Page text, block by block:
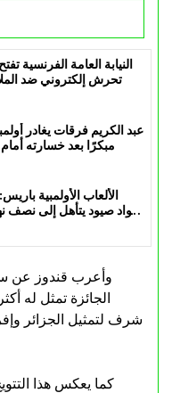
النيابة العامة الفرنسية
تحرش إلكتروني ضد
مبكرًا بعد خسارته أمام
الألعاب الأولمبية
وأعرب قندوز عن
الجائزة تمثل له
شرف لتمثيل الجزائر
كما يعكس هذا